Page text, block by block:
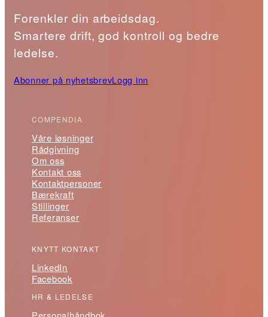
Forenkler din arbeidsdag.
Smartere drift, god kontroll og bedre
ledelse.
Abonner på nyhetsbrevLogg inn
COMPENDIA
Våre løsninger
Rådgivning
Om oss
Kontakt oss
Kontaktpersoner
Bærekraft
Stillinger
Referanser
KNYTT KONTAKT
LinkedIn
Facebook
HR & LEDELSE